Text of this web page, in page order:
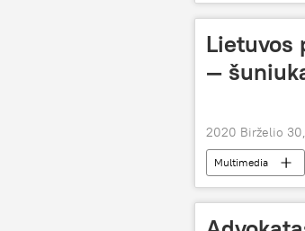
Lietuvos
—
2020 Birželio
Multimedia